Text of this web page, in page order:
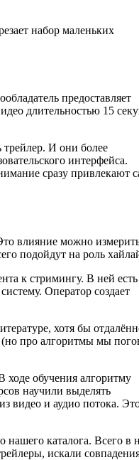
набор маленьких
предоставляет
длительностью 15
трейлер. И они более
интерфейса.
сразу привлекают
влияние можно
подойдут на роль
к стримингу. В ней есть
Оператор создает
хотя бы
(но про алгоритмы мы
обучения алгоритму
научили выделять
видео и аудио потока.
каталога. Всего в
искали